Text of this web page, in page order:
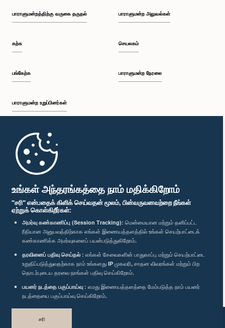
உங்கள் அந்தரங்கத்தை நாம் மதிக்கிறோம்
"சரி" என்பதைக் கிளிக் செய்வதன் மூலம், பின்வருவனவற்றை நீங்கள்
ஏற்றுக் கொள்கிறீர்கள்:
அமர்வு கண்காணிப்பு (Session Tracking): மென்மையான மற்றும் தனிப்பட்ட
ரீதியான அனுபவத்திற்காக எங்கள் இணையத்தளத்தில் உங்கள் செயற்பாட்டைக்
கண்காணிக்க அமர்வுகளைப் பயன்படுத்துகிறோம்.
தரவினைப் பதிவு செய்தல் : எங்கள் சேவைகளின் பாதுகாப்பு மற்றும் செயற்பாட்டை
உறுதிப்படுத்துவதற்காக நாம் உங்களது IP முகவரி, சாதன விவரங்கள் மற்றும் பிற
தொடர்புடைய தரவை நாங்கள் பதிவு செய்கிறோம்.
பயனர் நடத்தை பகுப்பாய்வு : எமது இணையத்தளத்தை மேம்படுத்த நாம் பயனர்
நடத்தையை பகுப்பாய்வு செய்கிறோம்.
சரி
பாராளுமன்றத்திற்கு வருகை தருதல்
கற்க
பங்கேற்க
பாராளுமன்ற உறுப்பினர்கள்
முதற்பக்கம்
பாராளுமன்ற அலுவல்கள்
செயலகம்
பாராளுமன்ற நேரலை
பாராளுமன்ற கையடக்க செயலி
எம்மை பின்தொடர்க :
விருதுகள்
தனியுரிமைக் கொள்கை